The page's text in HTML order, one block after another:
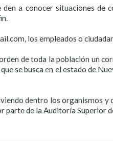
den a conocer situaciones
los empleados o
de toda la población un
se busca en el estado de
dentro los organismos
parte de la Auditoría Superior